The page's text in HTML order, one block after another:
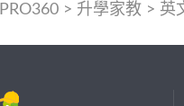
PRO360> 升學家教> 英